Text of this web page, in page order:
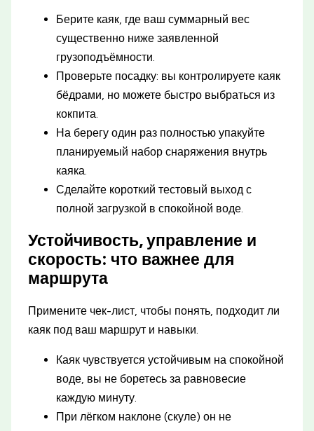
Берите каяк, где ваш суммарный вес
существенно ниже заявленной
грузоподъёмности.
Проверьте посадку: вы контролируете каяк
бёдрами, но можете быстро выбраться из
кокпита.
На берегу один раз полностью упакуйте
планируемый набор снаряжения внутрь
каяка.
Сделайте короткий тестовый выход с
полной загрузкой в спокойной воде.
Устойчивость, управление и
скорость: что важнее для
маршрута
Примените чек-лист, чтобы понять, подходит ли
каяк под ваш маршрут и навыки.
Каяк чувствуется устойчивым на спокойной
воде, вы не боретесь за равновесие
каждую минуту.
При лёгком наклоне (скуле) он не